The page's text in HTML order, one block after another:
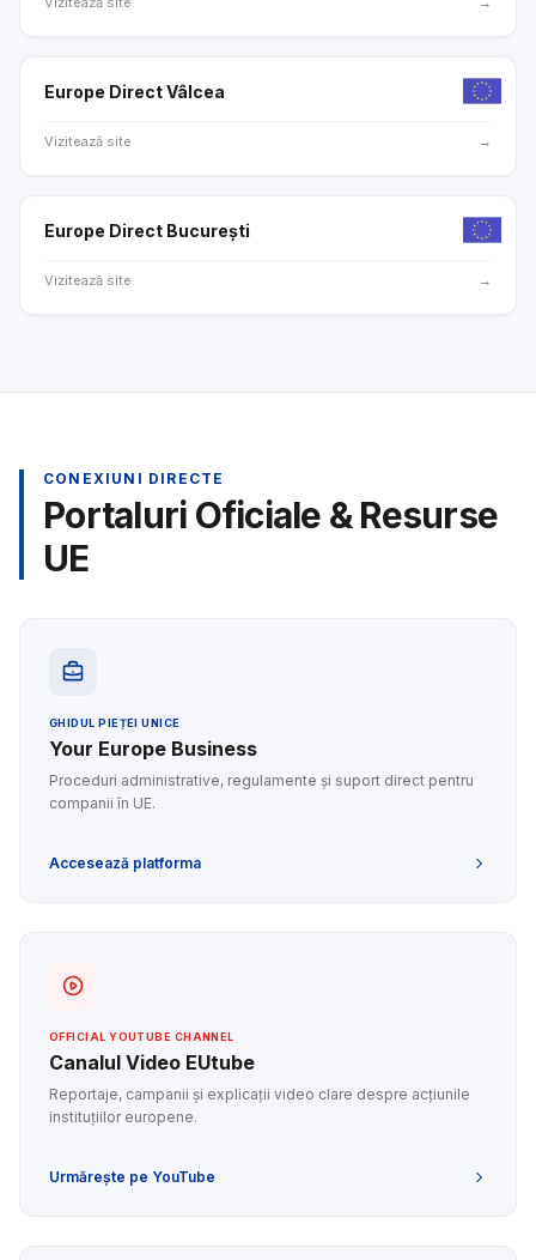
Europe Direct Vâlcea
Vizitează site →
Europe Direct București
Vizitează site →
CONEXIUNI DIRECTE
Portaluri Oficiale & Resurse
UE
GHIDUL PIEȚEI UNICE
Your Europe Business
Proceduri administrative, regulamente și suport direct pentru
companii în UE.
Accesează platforma
OFFICIAL YOUTUBE CHANNEL
Canalul Video EUtube
Reportaje, campanii și explicații video clare despre acțiunile
instituțiilor europene.
Urmărește pe YouTube